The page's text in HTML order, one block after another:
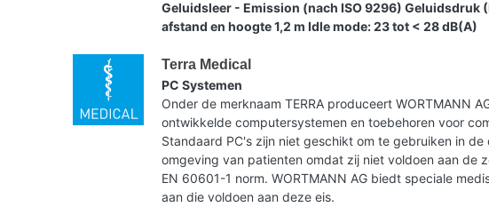
Geluidsleer - Emission (nach ISO 9296) Geluidsdruk
afstand en hoogte 1,2 m Idle mode: 23 tot < 28 dB(A)
Terra Medical
PC Systemen
Onder de merknaam TERRA produceert WORTMANN
ontwikkelde computersystemen en toebehoren voor
Standaard PC's zijn niet geschikt om te gebruiken in de
omgeving van patienten omdat zij niet voldoen aan de
EN 60601-1 norm. WORTMANN AG biedt speciale
aan die voldoen aan deze eis.